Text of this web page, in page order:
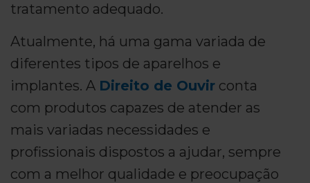
tratamento adequado.
Atualmente, há uma gama variada de
diferentes tipos de aparelhos e
implantes. A Direito de Ouvir conta
com produtos capazes de atender as
mais variadas necessidades e
profissionais dispostos a ajudar, sempre
com a melhor qualidade e preocupação